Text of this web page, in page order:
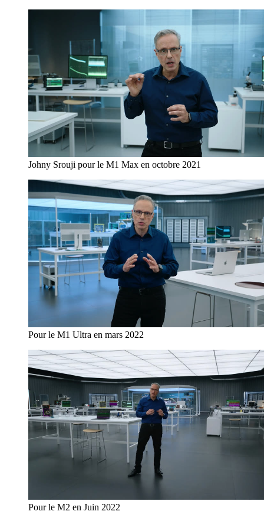
Johny Srouji pour le M1 Max en octobre 2021
Pour le M1 Ultra en mars 2022
Pour le M2 en Juin 2022